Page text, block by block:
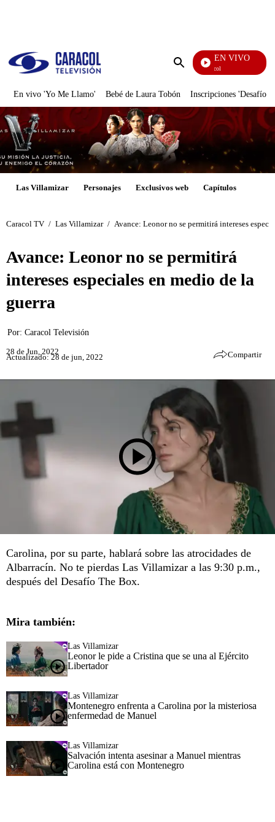
Enviar
EN VIVO
Noticias Caracol
En vivo 'Yo Me Llamo' Bebé de Laura Tobón Inscripciones 'Desafío'
Las Villamizar Personajes Exclusivos web Capítulos
Caracol TV / Las Villamizar / Avance: Leonor no se permitirá intereses
Avance: Leonor no se permitirá
intereses especiales en medio de la
guerra
Por: Caracol Televisión
28 de Jun, 2022
Actualizado: 28 de jun, 2022 Compartir
Carolina, por su parte, hablará sobre las atrocidades de
Albarracín. No te pierdas Las Villamizar a las 9:30 p.m.,
después del Desafío The Box.
Mira también:
Las Villamizar
Leonor le pide a Cristina que se una al Ejército
Libertador
Las Villamizar
Montenegro enfrenta a Carolina por la misteriosa
enfermedad de Manuel
Las Villamizar
Salvación intenta asesinar a Manuel mientras
Carolina está con Montenegro